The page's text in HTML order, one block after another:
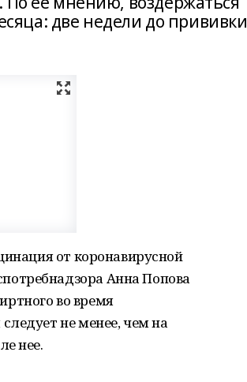
две недели до прививки
от коронавирусной
Анна Попова
во время
не менее, чем на
нее.